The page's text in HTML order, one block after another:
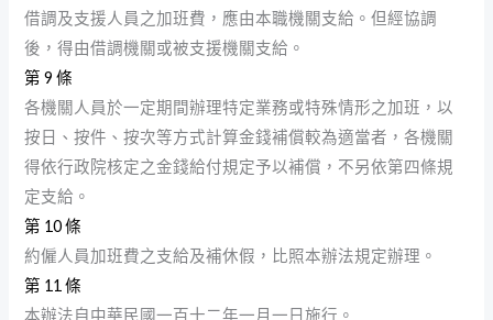
借調及支援人員之加班費，應由本職機關支給。但經協調
後，得由借調機關或被支援機關支給。
第 9 條
各機關人員於一定期間辦理特定業務或特殊情形之加班，以
按日、按件、按次等方式計算金錢補償較為適當者，各機關
得依行政院核定之金錢給付規定予以補償，不另依第四條規
定支給。
第 10 條
約僱人員加班費之支給及補休假，比照本辦法規定辦理。
第 11 條
本辦法自中華民國一百十二年一月一日施行。